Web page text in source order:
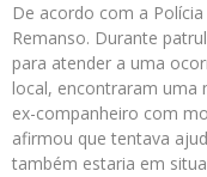
De acordo com a
Remanso. Durante
para atender a uma
local, encontraram uma
ex-companheiro com
afirmou que tentava
também estaria em